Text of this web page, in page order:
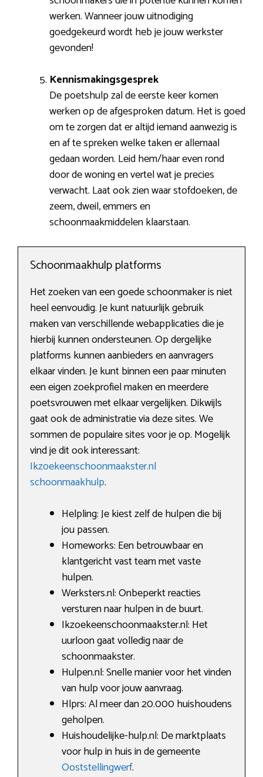
werken. Wanneer jouw uitnodiging
goedgekeurd wordt heb je jouw werkster
gevonden!
Kennismakingsgesprek
De poetshulp zal de eerste keer komen
werken op de afgesproken datum. Het is goed
om te zorgen dat er altijd iemand aanwezig is
en af te spreken welke taken er allemaal
gedaan worden. Leid hem/haar even rond
door de woning en vertel wat je precies
verwacht. Laat ook zien waar stofdoeken, de
zeem, dweil, emmers en
schoonmaakmiddelen klaarstaan.
Schoonmaakhulp platforms
Het zoeken van een goede schoonmaker is niet
heel eenvoudig. Je kunt natuurlijk gebruik
maken van verschillende webapplicaties die je
hierbij kunnen ondersteunen. Op dergelijke
platforms kunnen aanbieders en aanvragers
elkaar vinden. Je kunt binnen een paar minuten
een eigen zoekprofiel maken en meerdere
poetsvrouwen met elkaar vergelijken. Dikwijls
gaat ook de administratie via deze sites. We
sommen de populaire sites voor je op. Mogelijk
vind je dit ook interessant:
Ikzoekeenschoonmaakster.nl
schoonmaakhulp.
Helpling: Je kiest zelf de hulpen die bij
jou passen.
Homeworks: Een betrouwbaar en
klantgericht vast team met vaste
hulpen.
Werksters.nl: Onbeperkt reacties
versturen naar hulpen in de buurt.
Ikzoekeenschoonmaakster.nl: Het
uurloon gaat volledig naar de
schoonmaakster.
Hulpen.nl: Snelle manier voor het vinden
van hulp voor jouw aanvraag.
Hlprs: Al meer dan 20.000 huishoudens
geholpen.
Huishoudelijke-hulp.nl: De marktplaats
voor hulp in huis in de gemeente
Ooststellingwerf.